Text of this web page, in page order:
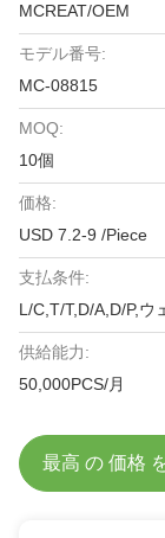
MCREAT/OEM
モデル番号:
MC-08815
MOQ:
10個
価格:
USD 7.2-9 /Piece
支払条件:
L/C,T/T,D/A,D/P,ウ
供給能力:
50,000PCS/月
最高 の 価格